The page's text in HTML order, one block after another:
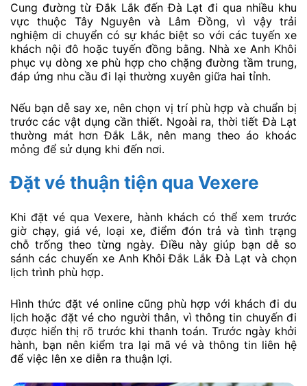
Cung đường từ Đắk Lắk đến Đà Lạt đi qua nhiều khu
vực thuộc Tây Nguyên và Lâm Đồng, vì vậy trải
nghiệm di chuyển có sự khác biệt so với các tuyến xe
khách nội đô hoặc tuyến đồng bằng. Nhà xe Anh Khôi
phục vụ dòng xe phù hợp cho chặng đường tầm trung,
đáp ứng nhu cầu đi lại thường xuyên giữa hai tỉnh.
Nếu bạn dễ say xe, nên chọn vị trí phù hợp và chuẩn bị
trước các vật dụng cần thiết. Ngoài ra, thời tiết Đà Lạt
thường mát hơn Đắk Lắk, nên mang theo áo khoác
mỏng để sử dụng khi đến nơi.
Đặt vé thuận tiện qua Vexere
Khi đặt vé qua Vexere, hành khách có thể xem trước
giờ chạy, giá vé, loại xe, điểm đón trả và tình trạng
chỗ trống theo từng ngày. Điều này giúp bạn dễ so
sánh các chuyến xe Anh Khôi Đắk Lắk Đà Lạt và chọn
lịch trình phù hợp.
Hình thức đặt vé online cũng phù hợp với khách đi du
lịch hoặc đặt vé cho người thân, vì thông tin chuyến đi
được hiển thị rõ trước khi thanh toán. Trước ngày khởi
hành, bạn nên kiểm tra lại mã vé và thông tin liên hệ
để việc lên xe diễn ra thuận lợi.